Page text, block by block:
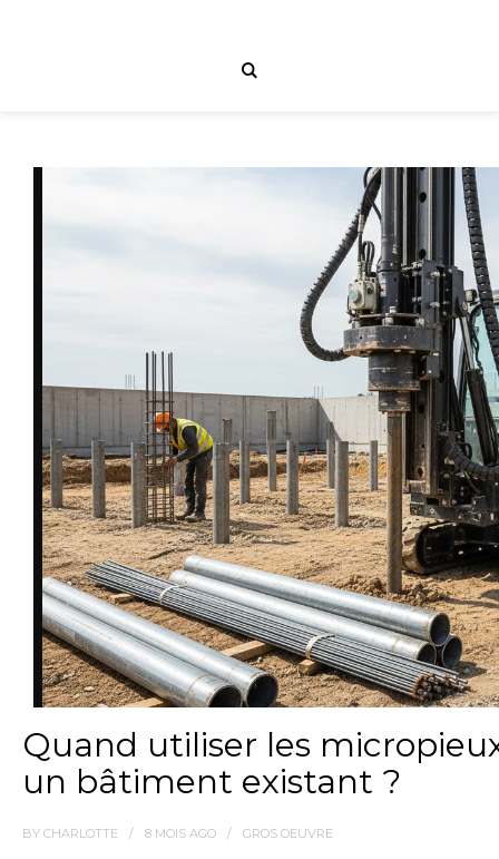
Quand utiliser les
un bâtiment existant ?
BY CHARLOTTE 8 MOIS AGO GROS OEUVRE